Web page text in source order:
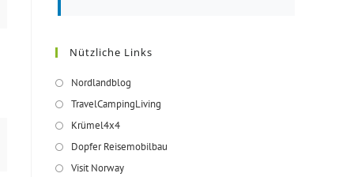
Nützliche Links
Nordlandblog
in
new
TravelCampingLiving
a
Krümel4x4Opens
in
a
Dopfer Reisemobilbau
Visit NorwayOpens